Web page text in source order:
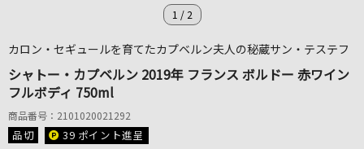
1 / 2
カロン・セギュールを育てたカプベルン夫人の秘蔵サン・テステフ
シャトー・カプベルン 2019年 フランス ボルドー 赤ワイン
フルボディ 750ml
商品番号：2101020021292
品切 39 ポイント進呈